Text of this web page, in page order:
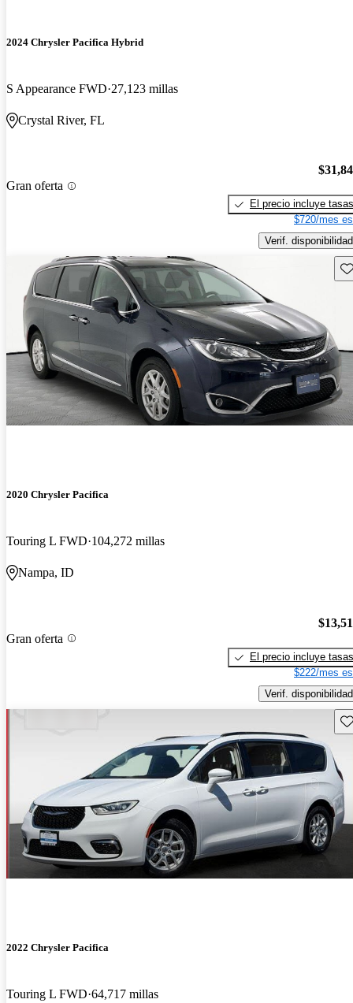
2024 Chrysler Pacifica Hybrid
S Appearance FWD 27,123 millas
Crystal River, FL
Gran oferta
El precio incluye tasas
$720/mes
Verif. disponibilidad
2020 Chrysler Pacifica
Touring L FWD 104,272 millas
Nampa, ID
Gran oferta
El precio incluye tasas
$222/mes
Verif. disponibilidad
2022 Chrysler Pacifica
Touring L FWD 64,717 millas